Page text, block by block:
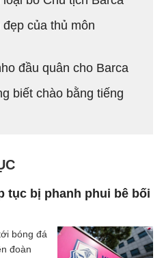
của thủ môn
đầu quân cho Barca
biết chào bằng tiếng
tục bị phanh phui bê bối
bóng đá
đoàn